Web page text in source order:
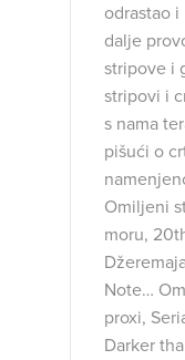
odrastao
dalje
stripove i
stripovi i
s nama
pišući o
Omiljeni
moru,
Note…
proxi,
Darker